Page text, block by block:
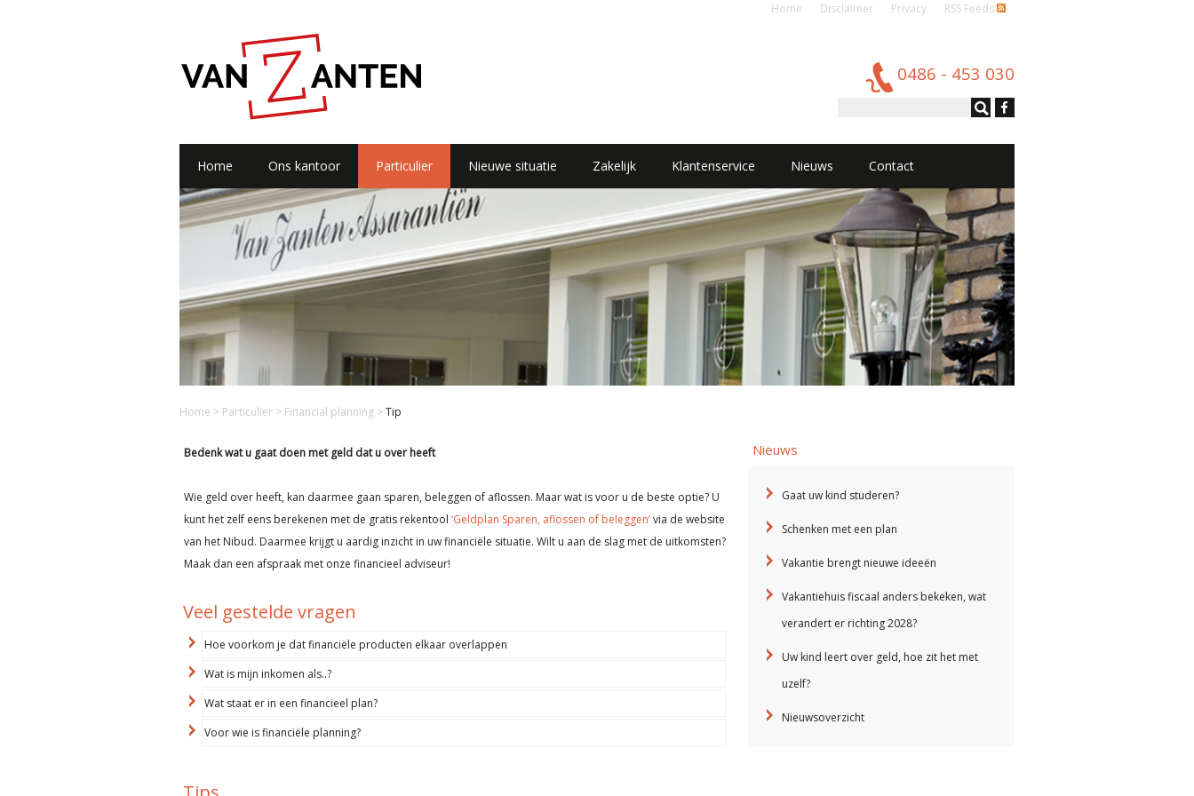
Home Disclaimer Privacy RSS Feeds
0486 - 453 030
Home > Particulier > Financial planning >Tip
Bedenk wat u gaat doen met geld dat u over heeft
Wie geld over heeft, kan daarmee gaan sparen, beleggen of aflossen. Maar wat is voor u de beste optie? U
kunt het zelf eens berekenen met de gratis rekentool ‘Geldplan Sparen, aflossen of beleggen’via de website
van het Nibud. Daarmee krijgt u aardig inzicht in uw financiële situatie. Wilt u aan de slag met de uitkomsten?
Maak dan een afspraak met onze financieel adviseur!
Veel gestelde vragen
Hoe voorkom je dat financiële producten elkaar overlappen
Wat is mijn inkomen als..?
Wat staat er in een financieel plan?
Voor wie is financiële planning?
Nieuws
Gaat uw kind studeren?
Schenken met een plan
Vakantie brengt nieuwe ideeën
Vakantiehuis fiscaal anders bekeken, wat
verandert er richting 2028?
Uw kind leert over geld, hoe zit het met
uzelf?
Nieuwsoverzicht
Home Ons kantoor Particulier Nieuwe situatie Zakelijk Klantenservice Nieuws Contact